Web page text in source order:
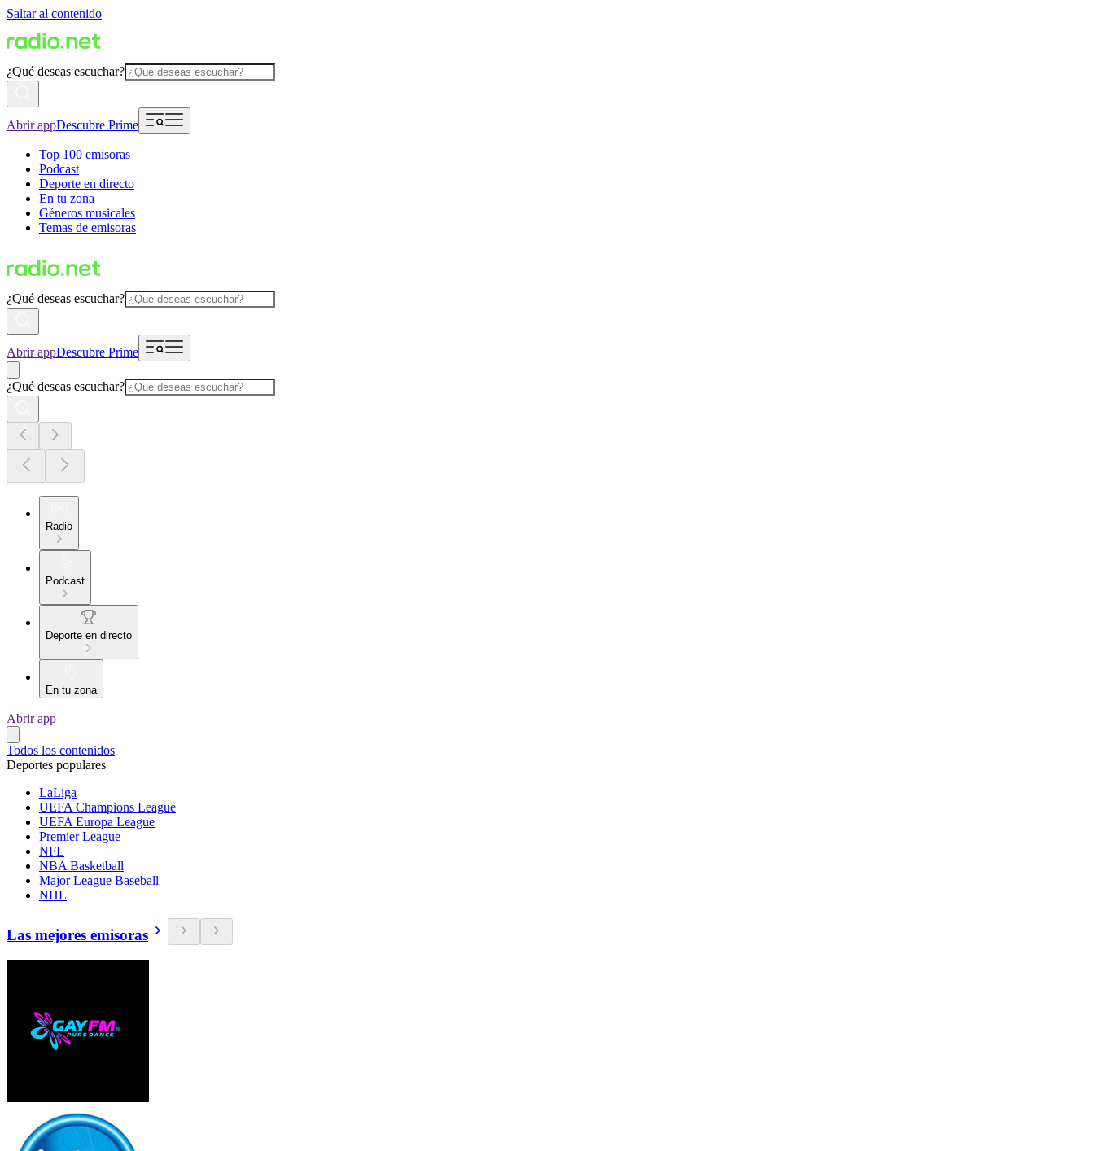
Saltar al contenido
¿Qué deseas escuchar?
Abrir appDescubre Prime
Top 100 emisoras
Podcast
Deporte en directo
En tu zona
Géneros musicales
Temas de emisoras
¿Qué deseas escuchar?
Abrir appDescubre Prime
¿Qué deseas escuchar?
Radio
Podcast
Deporte en directo
En tu zona
Abrir app
Todos los contenidos
Deportes populares
LaLiga
UEFA Champions League
UEFA Europa League
Premier League
NFL
NBA Basketball
Major League Baseball
NHL
Las mejores emisoras